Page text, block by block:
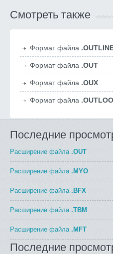
Смотреть также
Формат файла
Формат файла .OUT
Формат файла .OUX
Формат файла
Последние
Расширение файла .OUT
Расширение файла .MYO
Расширение файла .BFX
Расширение файла .TBM
Расширение файла .MFT
Последние